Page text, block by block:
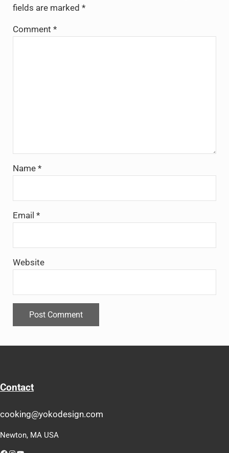
fields are marked *
Comment *
Name *
Email *
Website
Contact
cooking@yokodesign.com
Newton, MA USA